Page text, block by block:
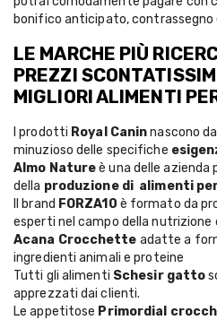
bonifico anticipato, contrassegno
LE MARCHE PIÙ
PREZZI
MIGLIORI ALIMENTI
I prodotti Royal Caninnascono
minuzioso delle specifiche
Almo Natureè una delle azienda
della produzione di alimenti
Il brand FORZA10 è formato da
esperti nel campo della nutrizione
Acana Crocchette adatte a
ingredienti animali e proteine
Tutti gli alimenti Schesir gatto
apprezzati dai clienti.
Le appetitose Primordial